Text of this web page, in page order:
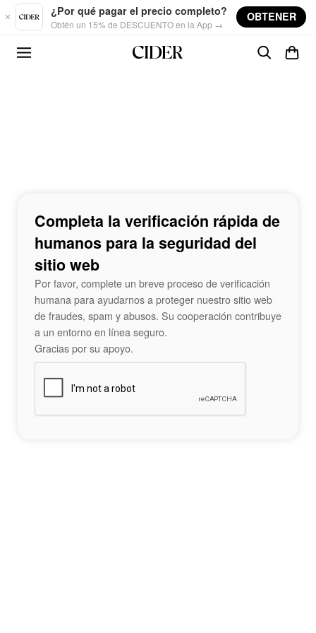
Skip to main content
¿Por qué pagar el precio completo?
Obtén un 15% de DESCUENTO en la App →
OBTENER
Completa la verificación rápida de
humanos para la seguridad del
sitio web
Por favor, complete un breve proceso de verificación
humana para ayudarnos a proteger nuestro sitio web
de fraudes, spam y abusos. Su cooperación contribuye
a un entorno en línea seguro.
Gracias por su apoyo.